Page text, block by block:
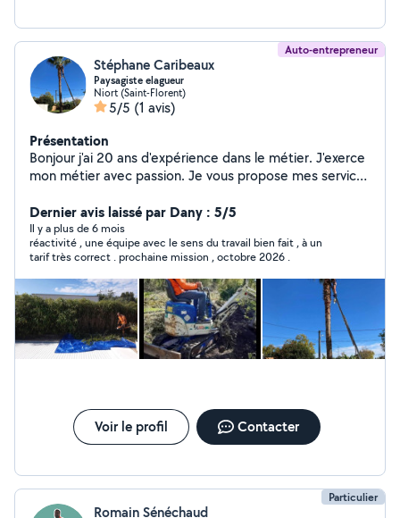
Auto-entrepreneur
Stéphane Caribeaux
Paysagiste elagueur
Niort (Saint-Florent)
5/5 (1 avis)
Présentation
Bonjour j'ai 20 ans d'expérience dans le métier. J'exerce
mon métier avec passion. Je vous propose mes services
d'arbres tonte de pelouse, débroussaillage taille de haie
taille arbustes terrassement remis à niveau du terrain
Assurance professionnelle et Kbis Devis gratuit
Intervention rapide
Dernier avis laissé par Dany : 5/5
Il y a plus de 6 mois
réactivité , une équipe avec le sens du travail bien fait , à un
tarif très correct . prochaine mission , octobre 2026 .
Voir le profil Contacter
Particulier
Romain Sénéchaud